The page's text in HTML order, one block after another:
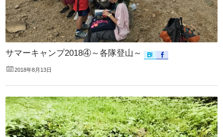
サマーキャンプ2018④～各隊登山～
2018年8月13日